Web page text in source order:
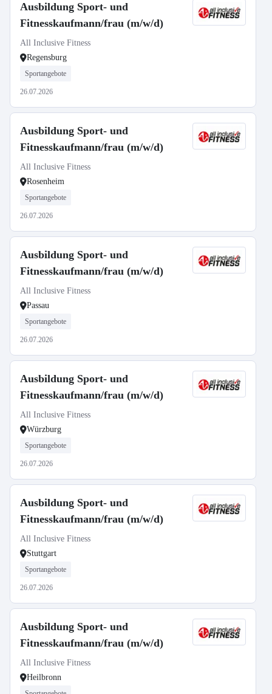
Ausbildung Sport- und
Fitnesskaufmann/frau (m/w/d)
All Inclusive Fitness
Regensburg
Sportangebote
26.07.2026
Ausbildung Sport- und
Fitnesskaufmann/frau (m/w/d)
All Inclusive Fitness
Rosenheim
Sportangebote
26.07.2026
Ausbildung Sport- und
Fitnesskaufmann/frau (m/w/d)
All Inclusive Fitness
Passau
Sportangebote
26.07.2026
Ausbildung Sport- und
Fitnesskaufmann/frau (m/w/d)
All Inclusive Fitness
Würzburg
Sportangebote
26.07.2026
Ausbildung Sport- und
Fitnesskaufmann/frau (m/w/d)
All Inclusive Fitness
Stuttgart
Sportangebote
26.07.2026
Ausbildung Sport- und
Fitnesskaufmann/frau (m/w/d)
All Inclusive Fitness
Heilbronn